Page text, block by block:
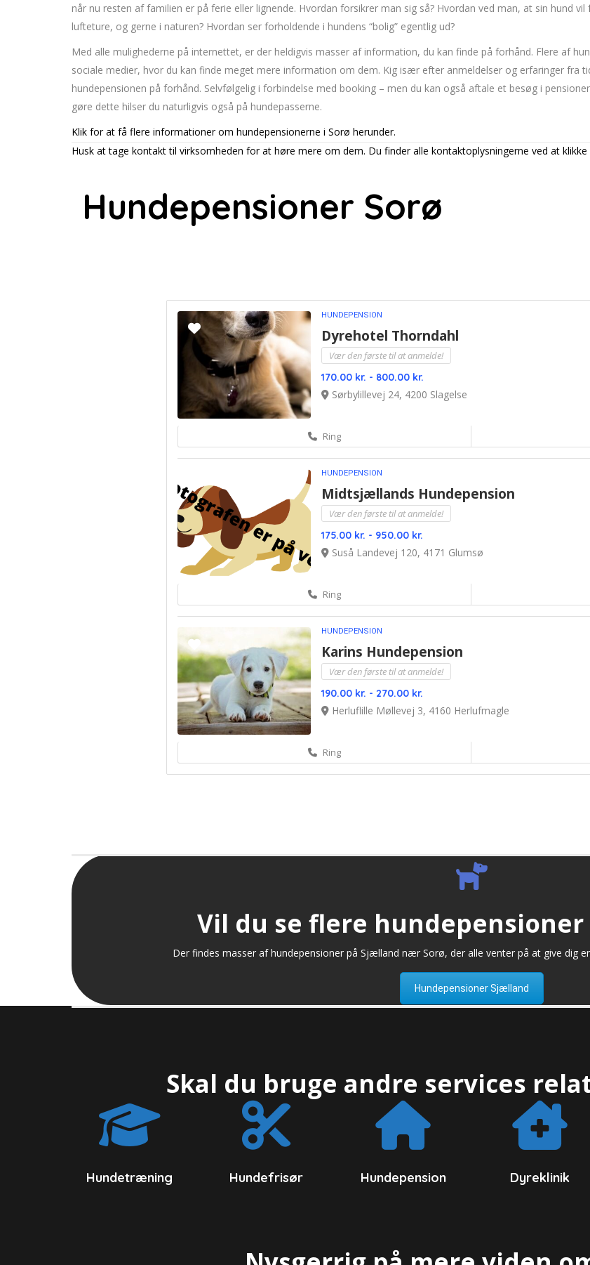
når nu resten af familien er på ferie eller lignende. Hvordan forsikrer man sig så? Hvordan ved man, at sin hund
lufteture, og gerne i naturen? Hvordan ser forholdende i hundens “bolig” egentlig ud?
Med alle mulighederne på internettet, er der heldigvis masser af information, du kan finde på forhånd. Flere af
sociale medier, hvor du kan finde meget mere information om dem. Kig især efter anmeldelser og erfaringer fra
hundepensionen på forhånd. Selvfølgelig i forbindelse med booking – men du kan også aftale et besøg i
gøre dette hilser du naturligvis også på hundepasserne.
Klik for at få flere informationer om hundepensionerne i Sorø herunder.
Husk at tage kontakt til virksomheden for at høre mere om dem. Du finder alle kontaktoplysningerne ved at
Hundepensioner Sorø
HUNDEPENSION
Dyrehotel Thorndahl
Vær den første til at anmelde!
170.00 kr. - 800.00 kr.
Sørbylillevej 24, 4200 Slagelse
Ring
HUNDEPENSION
Midtsjællands Hundepension
Vær den første til at anmelde!
175.00 kr. - 950.00 kr.
Suså Landevej 120, 4171 Glumsø
Ring
HUNDEPENSION
Karins Hundepension
Vær den første til at anmelde!
190.00 kr. - 270.00 kr.
Herluflille Møllevej 3, 4160 Herlufmagle
Ring
Vil du se flere
Der findes masser af hundepensioner på Sjælland nær Sorø, der alle venter på at give dig
Hundepensioner Sjælland
Skal du bruge andre services
Hundetræning Hundefrisør Hundepension Dyreklinik